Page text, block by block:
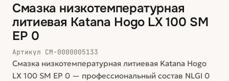
Смазка низкотемпературная
литиевая Katana Hogo LX 100 SM
EP 0
Артикул СМ-0000005133
Смазка низкотемпературная литиевая Katana Hogo
LX 100 SM EP 0 — профессиональный состав NLGI 0